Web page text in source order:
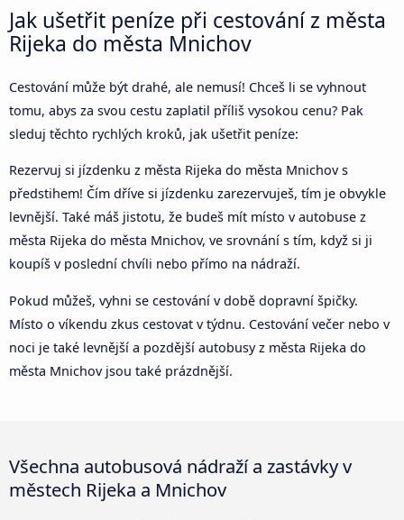
Jak ušetřit peníze při cestování z města
Rijeka do města Mnichov
Cestování může být drahé, ale nemusí! Chceš li se vyhnout
tomu, abys za svou cestu zaplatil příliš vysokou cenu? Pak
sleduj těchto rychlých kroků, jak ušetřit peníze:
Rezervuj si jízdenku z města Rijeka do města Mnichov s
předstihem! Čím dříve si jízdenku zarezervuješ, tím je obvykle
levnější. Také máš jistotu, že budeš mít místo v autobuse z
města Rijeka do města Mnichov, ve srovnání s tím, když si ji
koupíš v poslední chvíli nebo přímo na nádraží.
Pokud můžeš, vyhni se cestování v době dopravní špičky.
Místo o víkendu zkus cestovat v týdnu. Cestování večer nebo v
noci je také levnější a pozdější autobusy z města Rijeka do
města Mnichov jsou také prázdnější.
Všechna autobusová nádraží a zastávky v
městech Rijeka a Mnichov